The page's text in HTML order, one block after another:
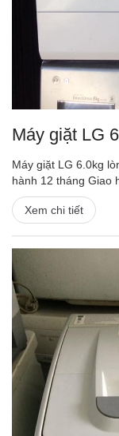
Máy giặt LG
Máy giặt LG 6.0kg
hành 12 tháng Giao
Xem chi tiết